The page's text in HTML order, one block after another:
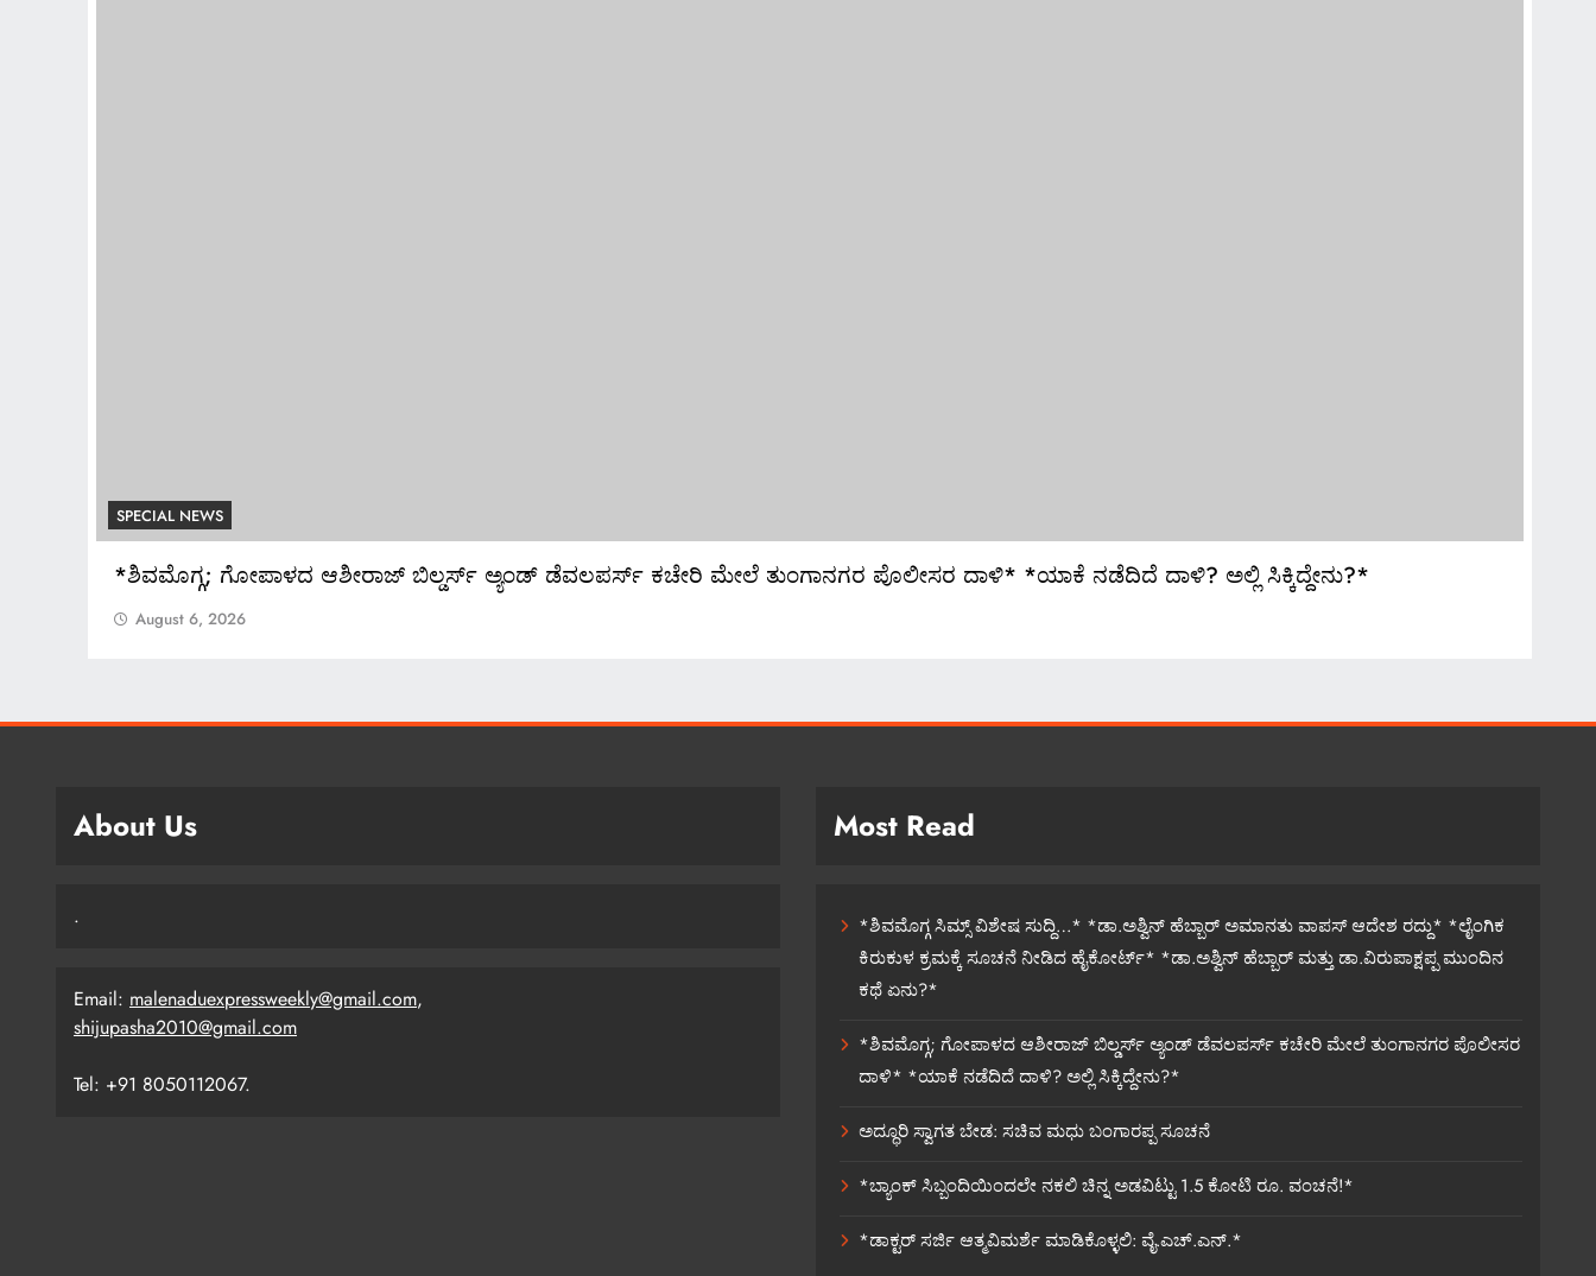
SPECIAL NEWS
*ಶಿವಮೊಗ್ಗ; ಗೋಪಾಳದ ಆಶೀರಾಜ್ ಬಿಲ್ಡರ್ಸ್ ಅ್ಯಂಡ್ ಡೆವಲಪರ್ಸ್ ಕಚೇರಿ ಮೇಲೆ ತುಂಗಾನಗರ ಪೊಲೀಸರ ದಾಳಿ* *ಯಾಕೆ ನಡೆದಿದೆ ದಾಳಿ? ಅಲ್ಲಿ ಸಿಕ್ಕಿದ್ದೇನು?*
August 6, 2026
About Us
.
Email: malenaduexpressweekly@gmail.com,
shijupasha2010@gmail.com
Tel: +91 8050112067.
Most Read
*ಶಿವಮೊಗ್ಗ ಸಿಮ್ಸ್ ವಿಶೇಷ ಸುದ್ದಿ…* *ಡಾ.ಅಶ್ವಿನ್ ಹೆಬ್ಬಾರ್ ಅಮಾನತು ವಾಪಸ್ ಆದೇಶ ರದ್ದು* *ಲೈಂಗಿಕ
ಕಿರುಕುಳ ಕ್ರಮಕ್ಕೆ ಸೂಚನೆ ನೀಡಿದ ಹೈಕೋರ್ಟ್* *ಡಾ.ಅಶ್ವಿನ್ ಹೆಬ್ಬಾರ್ ಮತ್ತು ಡಾ.ವಿರುಪಾಕ್ಷಪ್ಪ ಮುಂದಿನ
ಕಥೆ ಏನು?*
*ಶಿವಮೊಗ್ಗ; ಗೋಪಾಳದ ಆಶೀರಾಜ್ ಬಿಲ್ಡರ್ಸ್ ಅ್ಯಂಡ್ ಡೆವಲಪರ್ಸ್ ಕಚೇರಿ ಮೇಲೆ ತುಂಗಾನಗರ ಪೊಲೀಸರ
ದಾಳಿ* *ಯಾಕೆ ನಡೆದಿದೆ ದಾಳಿ? ಅಲ್ಲಿ ಸಿಕ್ಕಿದ್ದೇನು?*
ಅದ್ಧೂರಿ ಸ್ವಾಗತ ಬೇಡ: ಸಚಿವ ಮಧು ಬಂಗಾರಪ್ಪ ಸೂಚನೆ
*ಬ್ಯಾಂಕ್ ಸಿಬ್ಬಂದಿಯಿಂದಲೇ ನಕಲಿ ಚಿನ್ನ ಅಡವಿಟ್ಟು 1.5 ಕೋಟಿ ರೂ. ವಂಚನೆ!*
*ಡಾಕ್ಟರ್ ಸರ್ಜಿ ಆತ್ಮವಿಮರ್ಶೆ ಮಾಡಿಕೊಳ್ಳಲಿ: ವೈ.ಎಚ್.ಎನ್.*